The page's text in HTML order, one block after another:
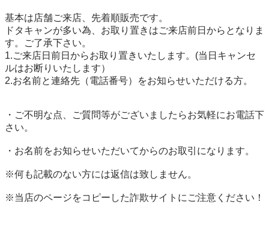
基本は店舗ご来店、先着順販売です。
ドタキャンが多い為、お取り置きはご来店前日からとなりま
す。ご了承下さい。
1.ご来店日前日からお取り置きいたします。(当日キャンセ
ルはお断りいたします）
2.お名前と連絡先（電話番号）をお知らせいただける方。
・ご不明な点、ご質問等がございましたらお気軽にお電話下
さい。
・お名前をお知らせいただいてからのお取引になります。
※何も記載のない方には返信は致しません。
※当店のページをコピーした詐欺サイトにご注意ください！